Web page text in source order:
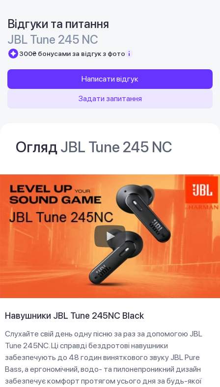
Відгуки та питання
JBL Tune 245 NC
300₴ бонусами за відгук з фото
Написати відгук
Задати запитання
ОглядJBL Tune 245 NC
Навушники JBL Tune 245NC Black
Слухайте свій день одну пісню за раз за допомогою JBL
Tune 245NC. Ці справді бездротові навушники
забезпечують до 48 годин виняткового звуку JBL Pure
Bass, а ергономічний, водо- та пилонепроникний дизайн
забезпечує комфорт протягом усього дня за будь-якої